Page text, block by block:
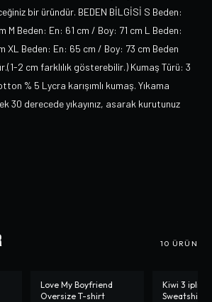
bir üründür. BEDEN BİLGİSİ S Beden:
M Beden: En: 61 cm / Boy: 71 cm L Beden:
XL Beden: En: 65 cm / Boy: 73 cm Beden
2 cm farklılık gösterebilir.) Kumaş Türü: 3
% 5 Lycra karışımlı kumaş. Yıkama
30 derecede yıkayınız, asarak kurutunuz
10 ÜRÜN
-%10
Love My Boyfriend
Oversize T-shirt
-%8
Kiwi 3 iplik
Sweatshirt